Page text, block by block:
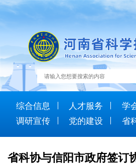
综合信息 人才服务 学
调研宣传
党的建设 省
省科协与信阳市政府签订